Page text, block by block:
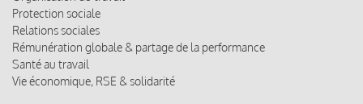
Protection sociale
Relations sociales
Rémunération globale & partage de la performance
Santé au travail
Vie économique, RSE & solidarité